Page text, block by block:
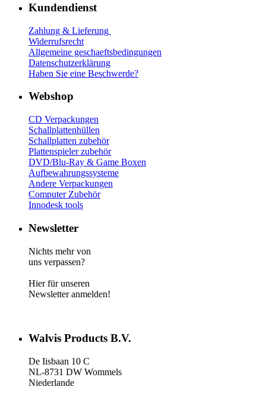
Kundendienst
Zahlung & Lieferung
Widerrufsrecht
Allgemeine geschaeftsbedingungen
Datenschutzerklärung
Haben Sie eine Beschwerde?
Webshop
CD Verpackungen
Schallplattenhüllen
Schallplatten zubehör
Plattenspieler zubehör
DVD/Blu-Ray & Game Boxen
Aufbewahrungssysteme
Andere Verpackungen
Computer Zubehör
Innodesk tools
Newsletter
Nichts mehr von
uns verpassen?
Hier für unseren
Newsletter anmelden!
Walvis Products B.V.
De Iisbaan 10 C
NL-8731 DW Wommels
Niederlande